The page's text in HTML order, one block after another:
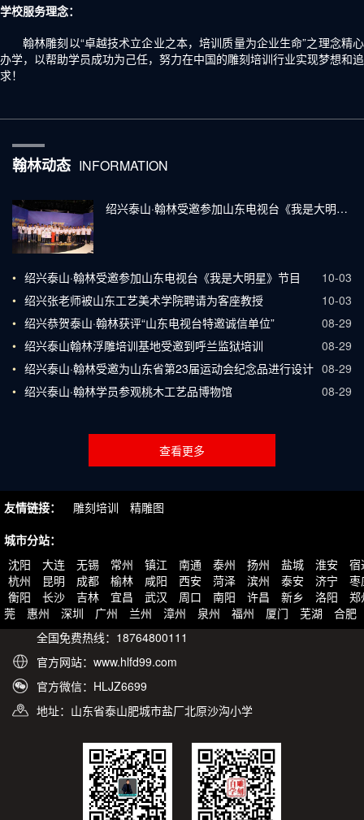
学校服务理念：
翰林雕刻以“卓越技术立企业之本，培训质量为企业生命”之理念精心
办学，以帮助学员成功为己任，努力在中国的雕刻培训行业实现梦想和追
求！
翰林动态 INFORMATION
绍兴泰山·翰林受邀参加山东电视台《我是大明星》节目
10-03
• 绍兴泰山·翰林受邀参加山东电视台《我是大明星》节目
10-03
• 绍兴张老师被山东工艺美术学院聘请为客座教授
08-29
• 绍兴恭贺泰山·翰林获评“山东电视台特邀诚信单位”
08-29
• 绍兴泰山翰林浮雕培训基地受邀到呼兰监狱培训
08-29
• 绍兴泰山·翰林受邀为山东省第23届运动会纪念品进行设计
08-29
• 绍兴泰山·翰林学员参观桃木工艺品博物馆
查看更多
友情链接： 雕刻培训
精雕图
城市分站：
沈阳
大连 无锡 常州 镇江 南通 泰州 扬州 盐城 淮安
宿
杭州
昆明 成都 榆林 咸阳 西安 菏泽 滨州 泰安 济宁
枣
衡阳
长沙 吉林 宜昌 武汉 周口 南阳 许昌 新乡 洛阳
郑
莞
惠州 深圳 广州 兰州 漳州 泉州 福州 厦门 芜湖
合肥
全国免费热线：18764800111
官方网站：www.hlfd99.com
官方微信：HLJZ6699
地址：山东省泰山肥城市盐厂北原沙沟小学